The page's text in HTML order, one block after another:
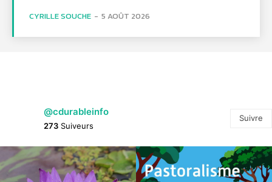
CYRILLE SOUCHE - 5 AOÛT 2026
@cdurableinfo
273 Suiveurs
Suivre